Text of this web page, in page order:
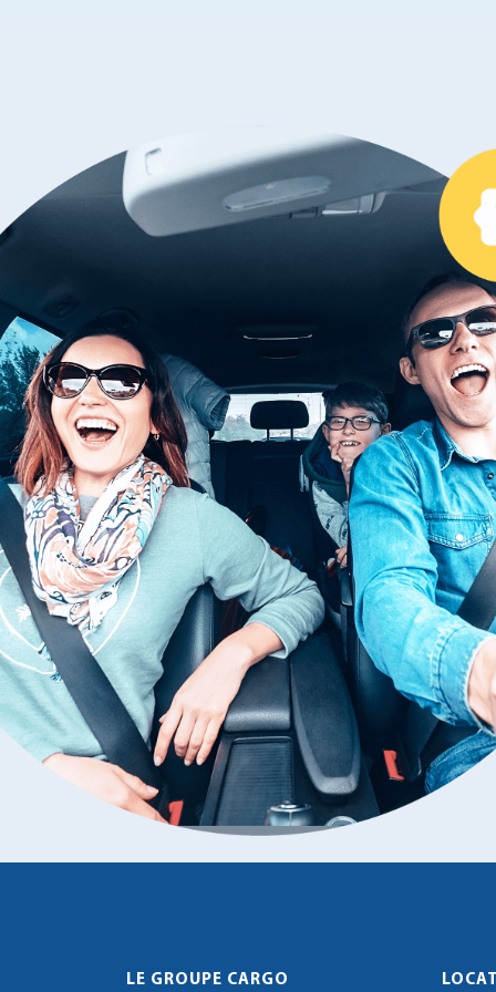
LE GROUPE CARGO